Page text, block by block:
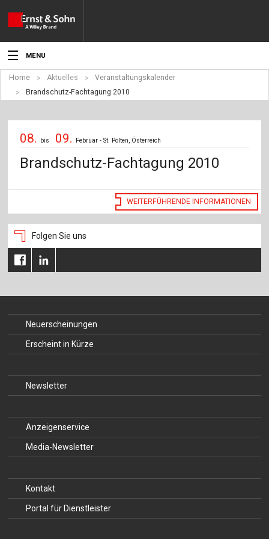
MENU
Aktuelles
Angebote
Fachgebiete
Produkte
Service
Für Autor:innen
Verlag
Sprache / Language: DE
Home Aktuelles
Veranstaltungskalender
Brandschutz-Fachtagung 2010
08. bis 09. Februar - St. Pölten, Österreich
Brandschutz-Fachtagung 2010
WEITERFÜHRENDE INFORMATIONEN
Folgen Sie uns
Neuerscheinungen
Erscheint in Kürze
Newsletter
Anzeigenservice
Media-Newsletter
Kontakt
Portal für Dienstleister